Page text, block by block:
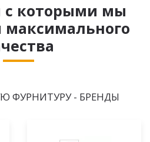
с которыми мы
максимального
ФУРНИТУРУ - БРЕНДЫ